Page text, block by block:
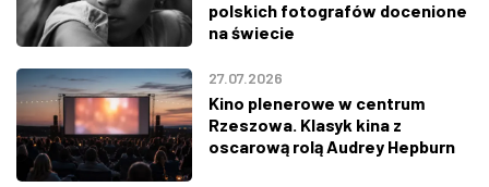
polskich fotografów docenione
na świecie
27.07.2026
Kino plenerowe w centrum
Rzeszowa. Klasyk kina z
oscarową rolą Audrey Hepburn